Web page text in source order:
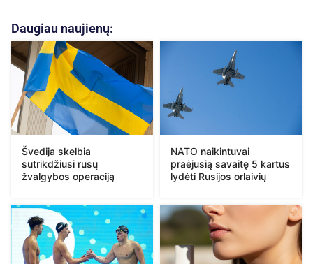
Daugiau naujienų:
Švedija skelbia
sutrikdžiusi rusų
žvalgybos operaciją
NATO naikintuvai
praėjusią savaitę 5 kartus
lydėti Rusijos orlaivių